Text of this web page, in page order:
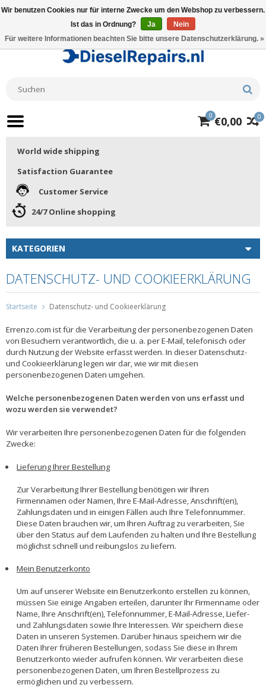
0
0 €0,00
World wide shipping
Satisfaction Guarantee
Customer Service
24/7 Online shopping
KATEGORIEN
DATENSCHUTZ- UND COOKIEERKLÄRUNG
Startseite Datenschutz- und Cookieerklärung
Errenzo.com ist für die Verarbeitung der personenbezogenen Daten
von Besuchern verantwortlich, die u. a. per E-Mail, telefonisch oder
durch Nutzung der Website erfasst werden. In dieser Datenschutz-
und Cookieerklärung legen wir dar, wie wir mit diesen
personenbezogenen Daten umgehen.
Welche personenbezogenen Daten werden von uns erfasst und
wozu werden sie verwendet?
Wir verarbeiten Ihre personenbezogenen Daten für die folgenden
Zwecke:
Lieferung Ihrer Bestellung
Zur Verarbeitung Ihrer Bestellung benötigen wir Ihren
Firmennamen oder Namen, Ihre E-Mail-Adresse, Anschrift(en),
Zahlungsdaten und in einigen Fällen auch Ihre Telefonnummer.
Diese Daten brauchen wir, um Ihren Auftrag zu verarbeiten, Sie
über den Status auf dem Laufenden zu halten und Ihre Bestellung
möglichst schnell und reibungslos zu liefern.
Mein Benutzerkonto
Um auf unserer Website ein Benutzerkonto erstellen zu können,
müssen Sie einige Angaben erteilen, darunter Ihr Firmenname oder
Name, Ihre Anschrift(en), Telefonnummer, E-Mail-Adresse, Liefer-
und Zahlungsdaten sowie Ihre Interessen. Wir speichern diese
Daten in unseren Systemen. Darüber hinaus speichern wir die
Daten Ihrer früheren Bestellungen, sodass Sie diese in Ihrem
Benutzerkonto wieder aufrufen können. Wir verarbeiten diese
personenbezogenen Daten, um Ihren Bestellprozess zu
ermöglichen und zu verbessern.
Wir benutzen Cookies nur für interne Zwecke um den Webshop zu verbessern.
Ist das in Ordnung?
Ja
Nein
Für weitere Informationen beachten Sie bitte unsere Datenschutzerklärung. »